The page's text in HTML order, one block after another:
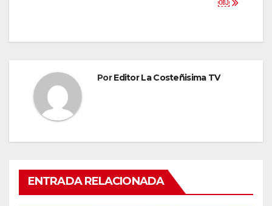
￼
PorEditor La Costeñisima TV
ENTRADA RELACIONADA